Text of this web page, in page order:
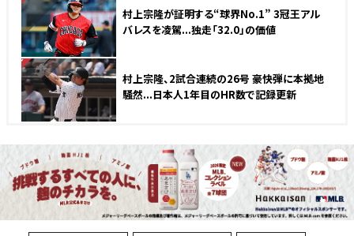
村上宗隆が証明する“球界No.1” 3冠王アル
バレスを凌駕...独走「32.0」の価値
NEW
村上宗隆、2試合連続の26号 豪快弾に本拠地
騒然...日本人1年目のHR数で記録更新